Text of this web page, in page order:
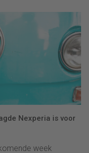
Nexperia is voor
week